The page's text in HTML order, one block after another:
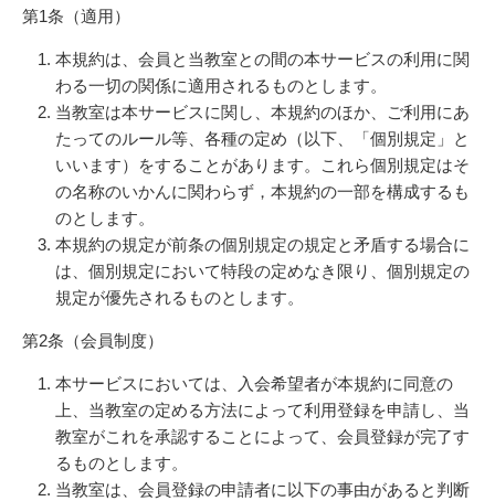
第1条（適用）
本規約は、会員と当教室との間の本サービスの利用に関
わる一切の関係に適用されるものとします。
当教室は本サービスに関し、本規約のほか、ご利用にあ
たってのルール等、各種の定め（以下、「個別規定」と
いいます）をすることがあります。これら個別規定はそ
の名称のいかんに関わらず，本規約の一部を構成するも
のとします。
本規約の規定が前条の個別規定の規定と矛盾する場合に
は、個別規定において特段の定めなき限り、個別規定の
規定が優先されるものとします。
第2条（会員制度）
本サービスにおいては、入会希望者が本規約に同意の
上、当教室の定める方法によって利用登録を申請し、当
教室がこれを承認することによって、会員登録が完了す
るものとします。
当教室は、会員登録の申請者に以下の事由があると判断